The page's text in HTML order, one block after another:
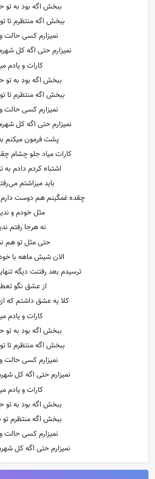
ببخش اگه بود به تو
ببخش اگه منتظرم تا تو
نمیزارم کسی حالت
نمیزارم حتی اگه کل
کارات و یادم
ببخش اگه بود به تو
ببخش اگه منتظرم تا تو
نمیزارم کسی حالت
نمیزارم حتی اگه کل
پشت فرمون میکنم
کارات میاد جلو چشام
اشتباه کردم دادم
باید میزاشتم
چقده غمگینم هم دوست
مثل خودم و
نه هرجا رفتم
حتی مثل تو هم
الان شیش ماهه با
ترسیدم بعد رفتنت دیگه
از عشق نگو
کلا یه عشق داشتم که
کارات و یادم
ببخش اگه بود به تو
ببخش اگه منتظرم تا تو
نمیزارم کسی حالت
نمیزارم حتی اگه کل
کارات و یادم
ببخش اگه بود به تو
ببخش اگه منتظرم تو
نمیزارم کسی حالت
نمیزارم حتی اگه کل